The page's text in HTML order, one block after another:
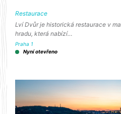
Restaurace
Lví Dvůr je historická restaurace v
hradu, která nabízí…
Praha 1
Nyní otevřeno